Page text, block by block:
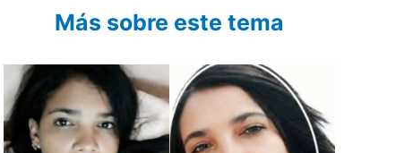
Más sobre este tema